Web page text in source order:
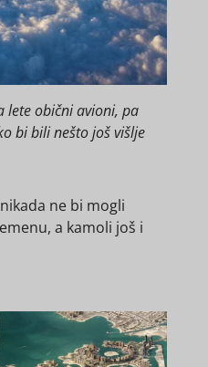
lete obični avioni, pa
bi bili nešto još višlje
ne bi mogli
a kamoli još i